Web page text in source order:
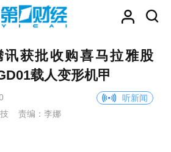
获批收购喜马拉雅股
载人变形机甲
听新闻
技 责编：李娜